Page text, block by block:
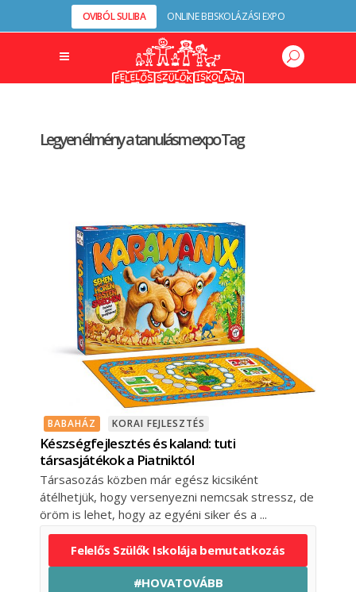
OVIBÓL SULIBA ONLINE BEISKOLÁZÁSI EXPO
Legyen élmény a tanulásm expo Tag
BABAHÁZ KORAI FEJLESZTÉS
Készségfejlesztés és kaland: tuti
társasjátékok a Piatniktól
Társasozás közben már egész kicsiként
átélhetjük, hogy versenyezni nemcsak stressz, de
öröm is lehet, hogy az egyéni siker és a
Felelős Szülők Iskolája bemutatkozás
#HOVATOVÁBB